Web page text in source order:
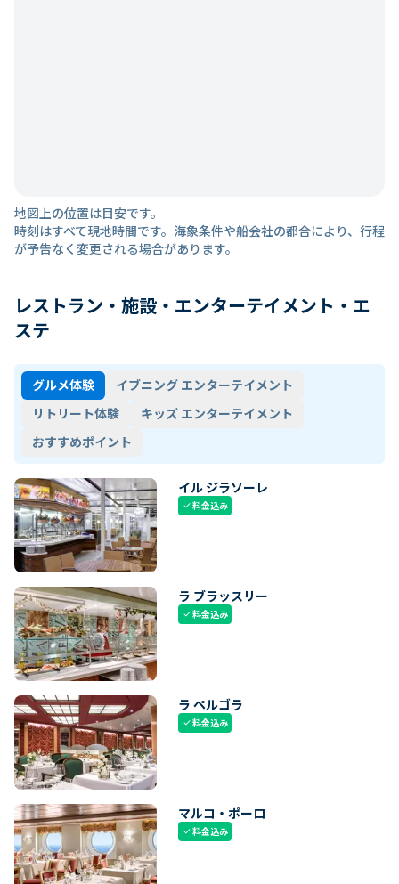
地図上の位置は目安です。
時刻はすべて現地時間です。海象条件や船会社の都合により、行程
が予告なく変更される場合があります。
レストラン・施設・エンターテイメント・エ
ステ
グルメ体験
イブニング エンターテイメント
リトリート体験
キッズ エンターテイメント
おすすめポイント
イル ジラソーレ
check料金込み
ラ ブラッスリー
check料金込み
ラ ペルゴラ
check料金込み
マルコ・ポーロ
check料金込み